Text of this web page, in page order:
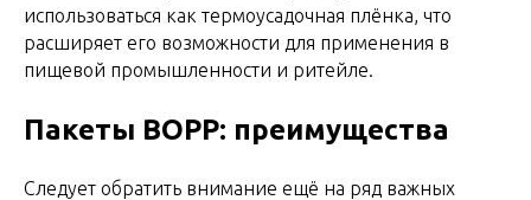
использоваться как термоусадочная плёнка, что
расширяет его возможности для применения в
пищевой промышленности и ритейле.
Пакеты BOPP: преимущества
Следует обратить внимание ещё на ряд важных